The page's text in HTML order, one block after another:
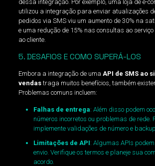
dessa integração. Por exemplo, uma loja de e-
utilizou a integração para enviar atualizações
pedidos via SMS viu um aumento de 30% na
e uma redução de 15% nas consultas ao
ao cliente.
5. DESAFIOS E COMO SUPERÁ-LOS
Embora a integração de uma API de SMS ao
vendastraga muitos benefícios, também
Problemas comuns incluem:
Falhas de entrega: Além disso podem
números incorretos ou problemas de rede.
implemente validações de número e
Limitações de API: Algumas APIs
envio. Verifique os termos e planeje sua
acordo.